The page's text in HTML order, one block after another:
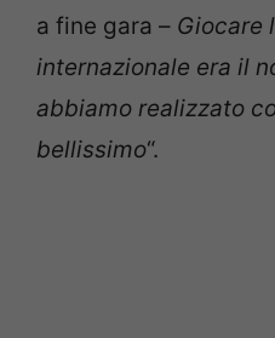
a fine gara – Giocare
internazionale era il
abbiamo realizzato
bellissimo“.